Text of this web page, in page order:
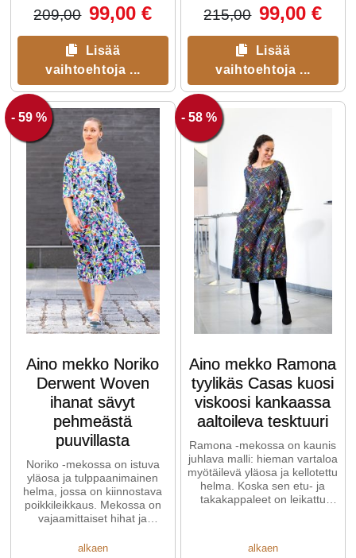
209,00 99,00 €
Lisää
vaihtoehtoja ...
215,00 99,00 €
Lisää
vaihtoehtoja ...
Aino mekko Noriko
Derwent Woven
ihanat sävyt
pehmeästä
puuvillasta
Noriko -mekossa on istuva
yläosa ja tulppaanimainen
helma, jossa on kiinnostava
poikkileikkaus. Mekossa on
vajaamittaiset hihat ja
...
alkaen
- 59 %
Aino mekko Ramona
tyylikäs Casas kuosi
viskoosi kankaassa
aaltoileva tesktuuri
Ramona -mekossa on kaunis
juhlava malli: hieman vartaloa
myötäilevä yläosa ja kellotettu
helma. Koska sen etu- ja
takakappaleet on leikattu
alkaen
- 58 %